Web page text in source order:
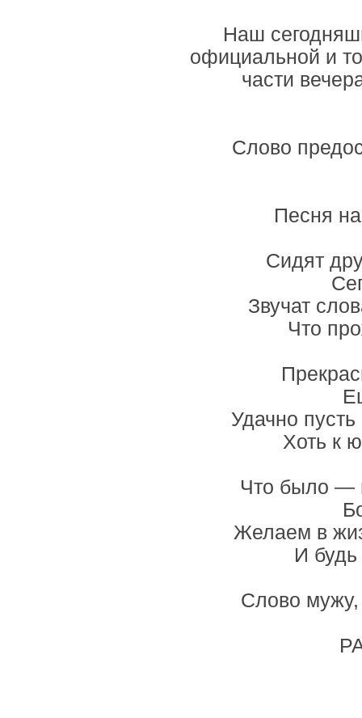
Наш
официальной и
части
Слово
Песня
Сидят
Звучат
Что
Удачно
Хоть к
Что было —
Желаем в
И будь
Слово мужу,